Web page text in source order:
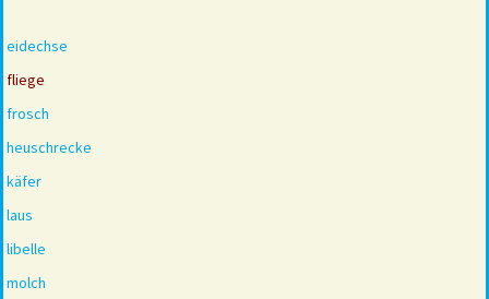
eidechse
fliege
frosch
heuschrecke
käfer
laus
libelle
molch